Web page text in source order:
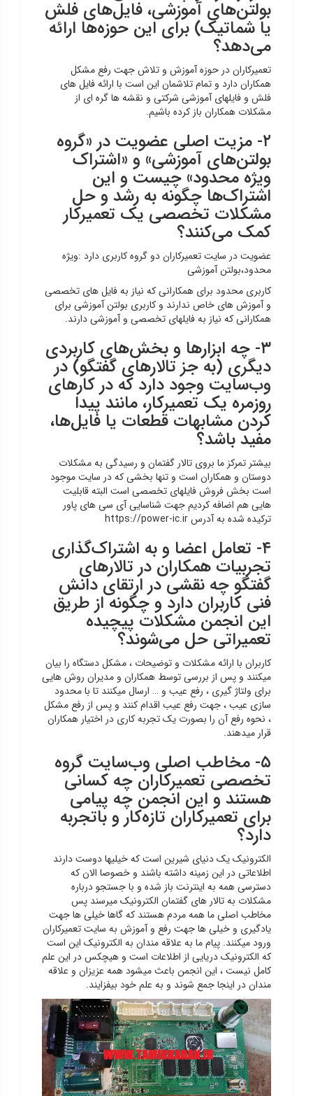
بولتن‌های آموزشی، فایل‌های فلش
یا شماتیک) برای این حوزه‌ها ارائه
می‌دهد؟
تعمیرکاران در حوزه آموزش و تلاش جهت رفع مشکل
همکاران دارد و تمام تلاشمان این است با ارائه فایل های
فلش و فایلهای آموزشی شرکتی و نقشه ها گره ای از
مشکلات همکاران باز کرده باشیم.
۲- مزیت اصلی عضویت در «گروه
بولتن‌های آموزشی» و «اشتراک
ویژه محدود» چیست و این
اشتراک‌ها چگونه به رشد و حل
مشکلات تخصصی یک تعمیرکار
کمک می‌کنند؟
عضویت در سایت تعمیرکاران دو گروه کاربری دارد :ویژه
محدود،بولتن آموزشی
کاربری محدود برای همکارانی که نیاز به فایل های تخصصی
و آموزش های خاص ندارند و کاربری بولتن آموزشی برای
همکارانی که نیاز به فایلهای تخصصی و آموزشی دارند.
۳- چه ابزارها و بخش‌های کاربردی
دیگری (به جز تالارهای گفتگو) در
وب‌سایت وجود دارد که در کارهای
روزمره یک تعمیرکار، مانند پیدا
کردن مشابهات قطعات یا فایل‌ها،
مفید باشد؟
بیشتر تمرکز ما بروی تالار گفتمان و رسیدگی به مشکلات
دوستان و همکاران است و تنها بخشی که در سایت موجود
است بخش فروش فایلهای تخصصی است البته قابلیت
هایی هم اضافه کردیم جهت شناسایی آی سی های پاور
ترکیده شده به آدرس https://power-ic.ir
۴- تعامل اعضا و به اشتراک‌گذاری
تجربیات همکاران در تالارهای
گفتگو چه نقشی در ارتقای دانش
فنی کاربران دارد و چگونه از طریق
این انجمن مشکلات پیچیده
تعمیراتی حل می‌شوند؟
کاربران با ارائه مشکلات و توضیحات ، مشکل دستگاه را بیان
میکنند و پس از بررسی توسط همکاران و مدیران روش هایی
برای ولتاژ گیری ، رفع عیب و … ارسال میکنند تا با محدود
سازی عیب ، جهت رفع عیب اقدام کنند و پس از رفع مشکل
، نحوه رفع آن را بصورت یک تجربه کاری در اختیار همکاران
قرار میدهند.
۵- مخاطب اصلی وب‌سایت گروه
تخصصی تعمیرکاران چه کسانی
هستند و این انجمن چه پیامی
برای تعمیرکاران تازه‌کار و باتجربه
دارد؟
الکترونیک یک دنیای شیرین است که خیلیها دوست دارند
اطلاعاتی در این زمینه داشته باشند و خصوصا الان که
دسترسی همه به اینترنت باز شده و با جستجو درباره
مشکلات به تالار های گفتمان الکترونیک میرسند پس
مخاطب اصلی ما همه مردم هستند که گاها خیلی ها جهت
یادگیری و خیلی ها جهت رفع و آموزش به سایت تعمیرکاران
ورود میکنند. پیام ما به علاقه مندان به الکترونیک این است
که الکترونیک دریایی از اطلاعات است و هیچکس در این علم
کامل نیست ، این انجمن باعث میشود همه عزیزان و علاقه
مندان در اینجا جمع شوند و به علم خود بیفزایند.